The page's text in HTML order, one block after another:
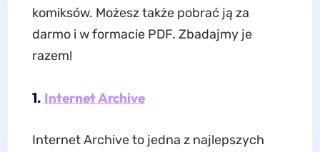
komiksów. Możesz także pobrać ją za
darmo i w formacie PDF. Zbadajmy je
razem!
1. Internet Archive
Internet Archive to jedna z najlepszych